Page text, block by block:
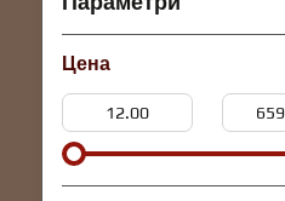
Цена
От:
До: